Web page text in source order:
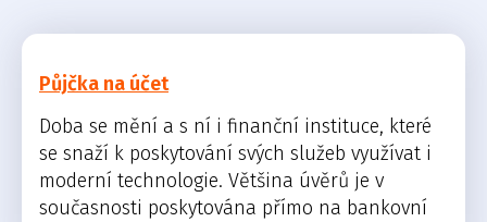
Půjčka na účet
Doba se mění a s ní i finanční instituce, které
se snaží k poskytování svých služeb využívat i
moderní technologie. Většina úvěrů je v
současnosti poskytována přímo na bankovní